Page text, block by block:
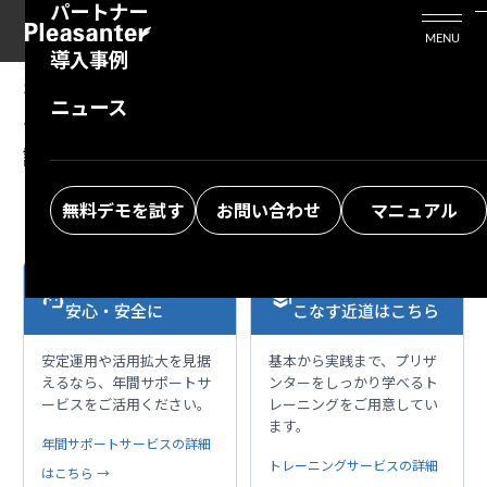
活用シーン
Enterprise Edition
パートナー
プリザンタービジネスを検討中の方
導入事例
ニュース
無料デモを試す お問い合わせ マニュアル
MENU
2025/09/19
テーブルの管理：一覧画面：一覧画面の項目の
設定
support_agent安心・安全に
安定運用や活用拡大を見据
えるなら、年間サポートサ
ービスをご活用ください。
年間サポートサービスの詳細
はこちら →
schoolこなす近道はこちら
基本から実践まで、プリザ
ンターをしっかり学べるト
レーニングをご用意してい
ます。
トレーニングサービスの詳細